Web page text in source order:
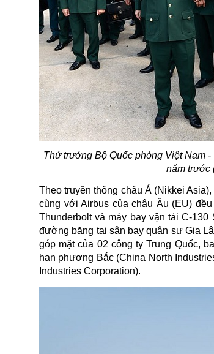
Thứ trưởng Bộ Quốc phòng Việt Nam
năm trước
Theo truyền thông châu Á (Nikkei
cùng với Airbus của châu Âu (EU)
Thunderbolt và máy bay vận tải C-
đường băng tại sân bay quân sự Gia
góp mặt của 02 công ty Trung Quốc,
hạn phương Bắc (China North
Industries Corporation).